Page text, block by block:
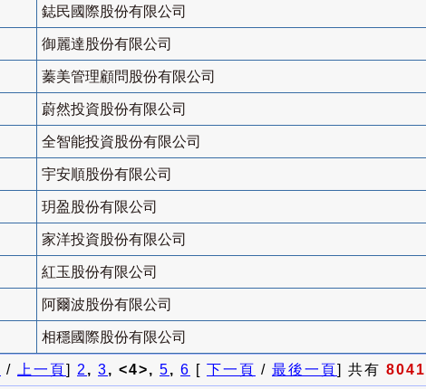
鋕民國際股份有限公司
御麗達股份有限公司
蓁美管理顧問股份有限公司
蔚然投資股份有限公司
全智能投資股份有限公司
宇安順股份有限公司
玥盈股份有限公司
家洋投資股份有限公司
紅玉股份有限公司
阿爾波股份有限公司
相穩國際股份有限公司
/ 上一頁] 2, 3, <4>, 5, 6 [ 下一頁 / 最後一頁] 共有 8041